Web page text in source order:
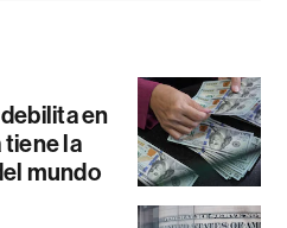
en
tiene la
mundo